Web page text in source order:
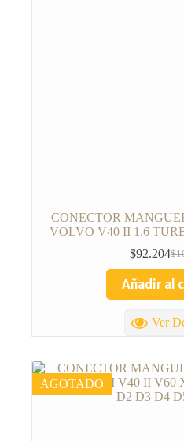
CONECTOR
VOLVO V40 II 1.6
$
$92.204
Añadir al
Ver
AGOTADO